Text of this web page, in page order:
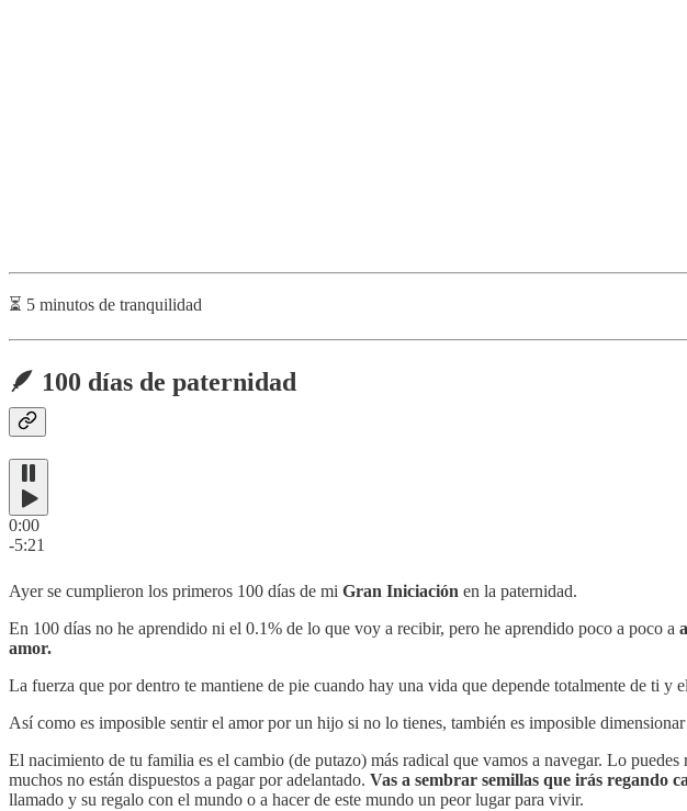
⏳ 5 minutos de tranquilidad
🪶 100 días de paternidad
0:00
-5:21
Ayer se cumplieron los primeros 100 días de mi Gran Iniciación en la paternidad.
En 100 días no he aprendido ni el 0.1% de lo que voy a recibir, pero he aprendido poco a poco a
amor.
La fuerza que por dentro te mantiene de pie cuando hay una vida que depende totalmente de ti
Así como es imposible sentir el amor por un hijo si no lo tienes, también es imposible
El nacimiento de tu familia es el cambio (de putazo) más radical que vamos a navegar. Lo
muchos no están dispuestos a pagar por adelantado. Vas a sembrar semillas que irás regando
llamado y su regalo con el mundo o a hacer de este mundo un peor lugar para vivir.